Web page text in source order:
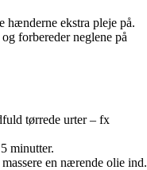
hænderne ekstra pleje på.
forbereder neglene på
tørrede urter – fx
minutter.
en nærende olie ind.